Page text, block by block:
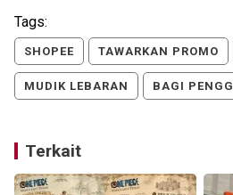
Tags:
SHOPEE TAWARKAN PROMO
MUDIK LEBARAN BAGI
Terkait